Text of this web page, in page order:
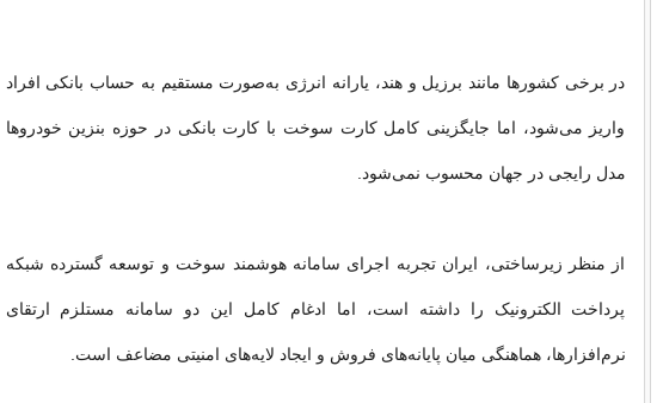
در برخی کشورها مانند برزیل و هند، یارانه انرژی به‌صورت مستقیم به حساب بانکی افراد
واریز می‌شود، اما جایگزینی کامل کارت سوخت با کارت بانکی در حوزه بنزین خودروها
مدل رایجی در جهان محسوب نمی‌شود.
از منظر زیرساختی، ایران تجربه اجرای سامانه هوشمند سوخت و توسعه گسترده شبکه
پرداخت الکترونیک را داشته است، اما ادغام کامل این دو سامانه مستلزم ارتقای
نرم‌افزارها، هماهنگی میان پایانه‌های فروش و ایجاد لایه‌های امنیتی مضاعف است.